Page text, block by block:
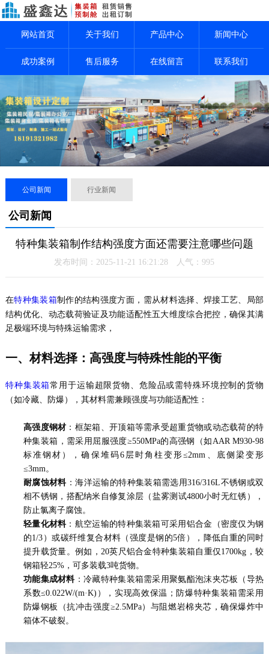
网站首页 关于我们 产品中心 新闻中心
成功案例 售后服务 在线留言 联系我们
公司新闻 行业新闻
公司新闻
特种集装箱制作结构强度方面还需要注意哪些问题
发布时间：2025-11-21 16:21:28 人气：995
在特种集装箱制作的结构强度方面，需从材料选择、焊接工艺、局部
结构优化、动态载荷验证及功能适配性五大维度综合把控，确保其满
足极端环境与特殊运输需求，
一、材料选择：高强度与特殊性能的平衡
特种集装箱常用于运输超限货物、危险品或需特殊环境控制的货物
（如冷藏、防爆），其材料需兼顾强度与功能适配性：
高强度钢材：框架箱、开顶箱等需承受超重货物或动态载荷的特
种集装箱，需采用屈服强度≥550MPa的高强钢（如AAR M930-98
标准钢材），确保堆码6层时角柱变形≤2mm、底侧梁变形
≤3mm。
耐腐蚀材料：海洋运输的特种集装箱需选用316/316L不锈钢或双
相不锈钢，搭配纳米自修复涂层（盐雾测试4800小时无红锈），
防止氯离子腐蚀。
轻量化材料：航空运输的特种集装箱可采用铝合金（密度仅为钢
的1/3）或碳纤维复合材料（强度是钢的5倍），降低自重的同时
提升载货量。例如，20英尺铝合金特种集装箱自重仅1700kg，较
钢箱轻25%，可多装载3吨货物。
功能集成材料：冷藏特种集装箱需采用聚氨酯泡沫夹芯板（导热
系数≤0.022W/(m·K)），实现高效保温；防爆特种集装箱需采用
防爆钢板（抗冲击强度≥2.5MPa）与阻燃岩棉夹芯，确保爆炸中
箱体不破裂。